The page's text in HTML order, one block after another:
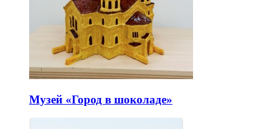
Музей «Город в шоколаде»